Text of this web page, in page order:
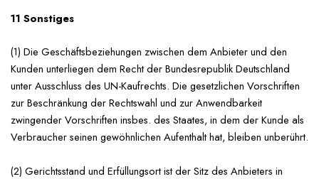
11 Sonstiges
(1) Die Geschäftsbeziehungen zwischen dem Anbieter und den
Kunden unterliegen dem Recht der Bundesrepublik Deutschland
unter Ausschluss des UN-Kaufrechts. Die gesetzlichen Vorschriften
zur Beschränkung der Rechtswahl und zur Anwendbarkeit
zwingender Vorschriften insbes. des Staates, in dem der Kunde als
Verbraucher seinen gewöhnlichen Aufenthalt hat, bleiben unberührt.
(2) Gerichtsstand und Erfüllungsort ist der Sitz des Anbieters in